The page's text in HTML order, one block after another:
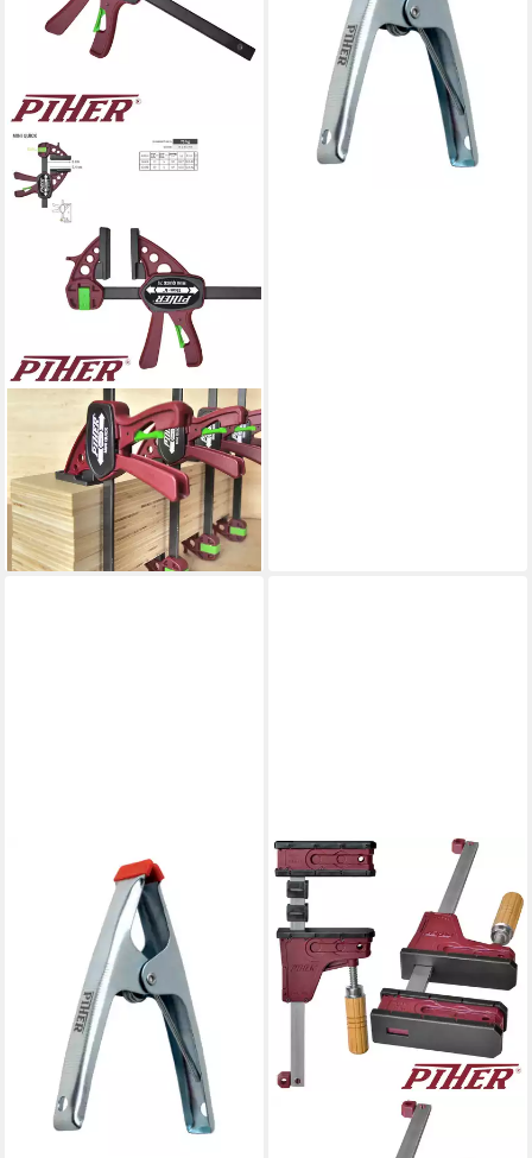
Schraubzwinge Piher Mini
Quick Einhandzwinge 15 cm,
(Einzeln)
ab 23,98 €
lieferbar - in 2-3 Werktagen bei dir
Zwinge Piher Klemmzange
aus Metall, 2,5 cm
lieferbar - in 3-4 Werktagen bei dir